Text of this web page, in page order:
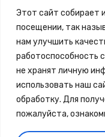
Этот сайт собирает
посещении, так
нам улучшить
работоспособность
не хранят личную
использовать наш
обработку. Для
пожалуйста,
Copyright 2010 -